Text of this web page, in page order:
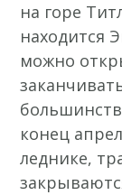
на горе
находится
можно
конец
леднике,